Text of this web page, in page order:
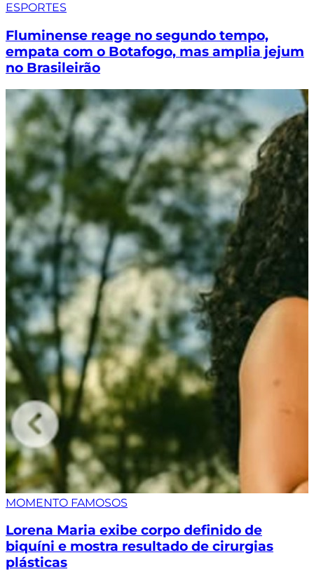
ESPORTES
Fluminense reage no segundo tempo,
empata com o Botafogo, mas amplia jejum
no Brasileirão
MOMENTO FAMOSOS
Lorena Maria exibe corpo definido de
biquíni e mostra resultado de cirurgias
plásticas